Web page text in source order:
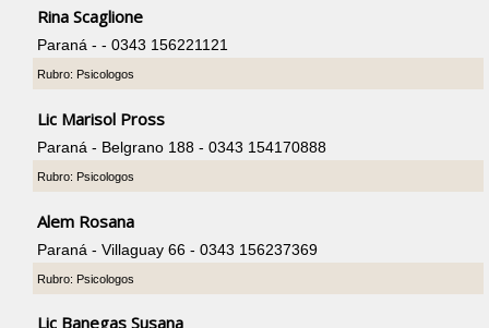
Rina Scaglione
Paraná - - 0343 156221121
Rubro: Psicologos
Lic Marisol Pross
Paraná - Belgrano 188 - 0343 154170888
Rubro: Psicologos
Alem Rosana
Paraná - Villaguay 66 - 0343 156237369
Rubro: Psicologos
Lic Banegas Susana